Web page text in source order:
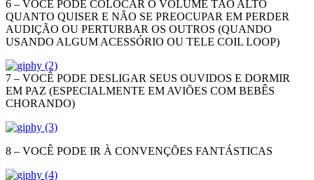
6 – VOCÊ PODE COLOCAR O VOLUME TÃO ALTO
QUANTO QUISER E NÃO SE PREOCUPAR EM PERDER
AUDIÇÃO OU PERTURBAR OS OUTROS (QUANDO
USANDO ALGUM ACESSÓRIO OU TELE COIL LOOP)
7 – VOCÊ PODE DESLIGAR SEUS OUVIDOS E DORMIR
EM PAZ (ESPECIALMENTE EM AVIÕES COM BEBÊS
CHORANDO)
8 – VOCÊ PODE IR À CONVENÇÕES FANTÁSTICAS